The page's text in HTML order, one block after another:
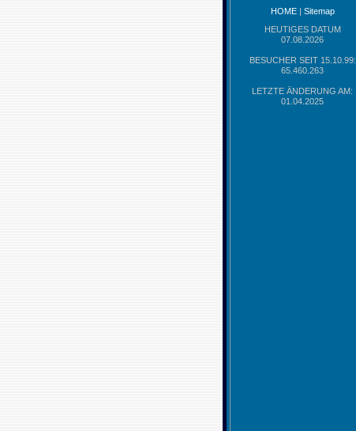
HOME| Sitemap
HEUTIGES DATUM
07.08.2026
BESUCHER SEIT 15.10.99:
65.460.263
LETZTE ÄNDERUNG AM:
01.04.2025